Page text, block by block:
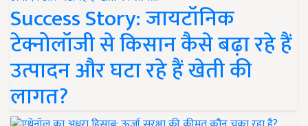
Success Story: जायटॉनिक
टेक्नोलॉजी से किसान कैसे बढ़ा रहे हैं
उत्पादन और घटा रहे हैं खेती की
लागत?